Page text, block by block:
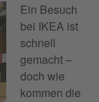
Ein Besuch
bei IKEA ist
schnell
gemacht –
doch wie
kommen die